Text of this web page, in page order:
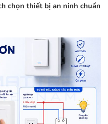
chọn thiết bị an ninh chuẩn